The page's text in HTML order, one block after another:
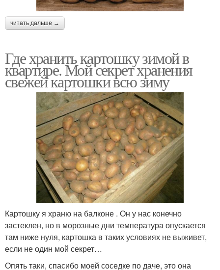
читать дальше →
Где хранить картошку зимой в
квартире. Мой секрет хранения
свежей картошки всю зиму
Картошку я храню на балконе . Он у нас конечно
застеклен, но в морозные дни температура опускается
там ниже нуля, картошка в таких условиях не выживет,
если не один мой секрет…
Опять таки, спасибо моей соседке по даче, это она